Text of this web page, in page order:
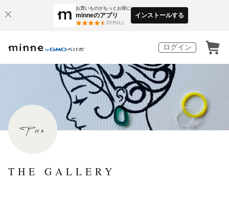
お買いものがもっとお得に
minneのアプリ
3万件以上
インストールする
ログイン
THE GALLERY